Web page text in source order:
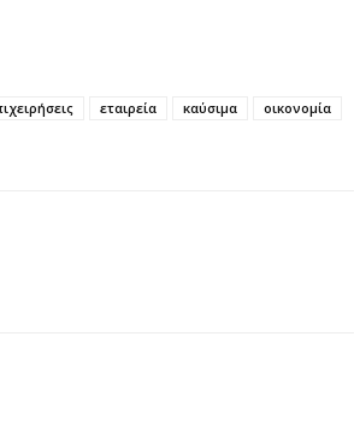
εταιρεία καύσιμα
οικονομία